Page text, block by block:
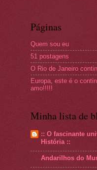
Páginas
Quem sou eu
51 postagens
O Rio de Janeiro
Europa, este é o
amo!!!!!
Minha lista de
:: O fascinante
História ::
Andarilhos do